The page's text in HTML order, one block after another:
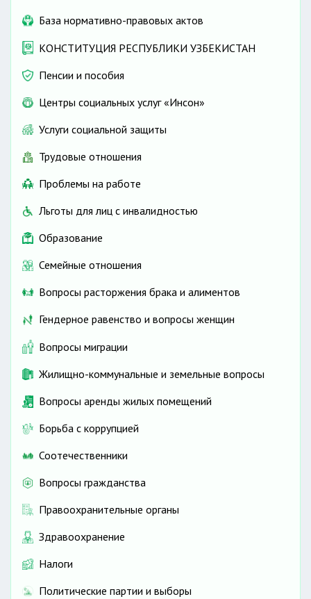
База нормативно-правовых актов
КОНСТИТУЦИЯ РЕСПУБЛИКИ УЗБЕКИСТАН
Пенсии и пособия
Центры социальных услуг «Инсон»
Услуги социальной защиты
Трудовые отношения
Проблемы на работе
Льготы для лиц с инвалидностью
Образование
Семейные отношения
Вопросы расторжения брака и алиментов
Гендерное равенство и вопросы женщин
Вопросы миграции
Жилищно-коммунальные и земельные вопросы
Вопросы аренды жилых помещений
Борьба с коррупцией
Соотечественники
Вопросы гражданства
Правоохранительные органы
Здравоохранение
Налоги
Политические партии и выборы